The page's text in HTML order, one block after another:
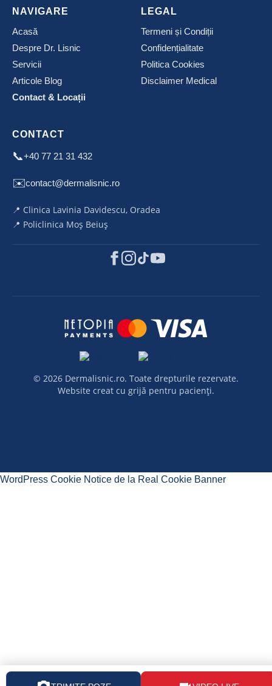
NAVIGARE
Acasă
Despre Dr. Lisnic
Servicii
Articole Blog
Contact & Locații
LEGAL
Termeni și Condiții
Confidențialitate
Politica Cookies
Disclaimer Medical
CONTACT
📞+40 77 21 31 432
✉️contact@dermalisnic.ro
📍 Clinica Lavinia Davidescu, Oradea
📍 Policlinica Moș Beiuș
© 2026 Dermalisnic.ro. Toate drepturile rezervate.
Website creat cu grijă pentru pacienți.
WordPress Cookie Notice de la Real Cookie Banner